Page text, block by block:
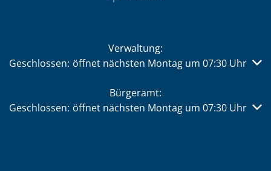
Verwaltung:
Klicken, um weitere Öffnungs- oder Schließzeiten
Geschlossen: öffnet nächsten Montag um 07:30 Uhr
Bürgeramt:
Klicken, um weitere Öffnungs- oder Schließzeiten
Geschlossen: öffnet nächsten Montag um 07:30 Uhr